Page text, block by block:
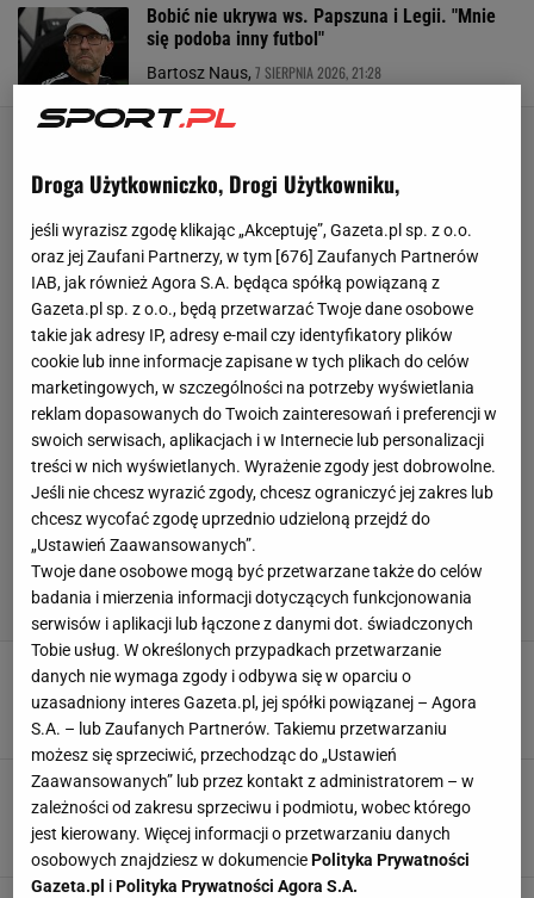
Bobić nie ukrywa ws. Papszuna i Legii. "Mnie
się podoba inny futbol"
Bartosz Naus, 7 SIERPNIA 2026, 21:28
Media: To się dzieje! Legia dopina wielki
transfer
Hubert Rybkowski,7 SIERPNIA 2026, 12:08
Wytypowaliśmy wyniki 3. kolejki
Ekstraklasy. Legia czeka na to 11 lat
SUBSKRYPCJA
Droga Użytkowniczko, Drogi Użytkowniku,
jeśli wyrazisz zgodę klikając „Akceptuję”, Gazeta.pl sp. z o.o.
oraz jej Zaufani Partnerzy, w tym [676] Zaufanych Partnerów
IAB, jak również Agora S.A. będąca spółką powiązaną z
Gazeta.pl sp. z o.o., będą przetwarzać Twoje dane osobowe
takie jak adresy IP, adresy e-mail czy identyfikatory plików
cookie lub inne informacje zapisane w tych plikach do celów
marketingowych, w szczególności na potrzeby wyświetlania
reklam dopasowanych do Twoich zainteresowań i preferencji w
swoich serwisach, aplikacjach i w Internecie lub personalizacji
treści w nich wyświetlanych. Wyrażenie zgody jest dobrowolne.
Jeśli nie chcesz wyrazić zgody, chcesz ograniczyć jej zakres lub
chcesz wycofać zgodę uprzednio udzieloną przejdź do
„Ustawień Zaawansowanych”.
Twoje dane osobowe mogą być przetwarzane także do celów
badania i mierzenia informacji dotyczących funkcjonowania
serwisów i aplikacji lub łączone z danymi dot. świadczonych
Tobie usług. W określonych przypadkach przetwarzanie
danych nie wymaga zgody i odbywa się w oparciu o
uzasadniony interes Gazeta.pl, jej spółki powiązanej – Agora
S.A. – lub Zaufanych Partnerów. Takiemu przetwarzaniu
możesz się sprzeciwić, przechodząc do „Ustawień
Zaawansowanych” lub przez kontakt z administratorem – w
zależności od zakresu sprzeciwu i podmiotu, wobec którego
jest kierowany. Więcej informacji o przetwarzaniu danych
osobowych znajdziesz w dokumenciePolityka Prywatności
Gazeta.pl iPolityka Prywatności Agora S.A.